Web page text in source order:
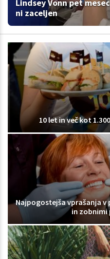
Lindsey Vonn pet
ni zaceljen
10 let in več kot
Najpogostejša vprašanja v
in zobnimi